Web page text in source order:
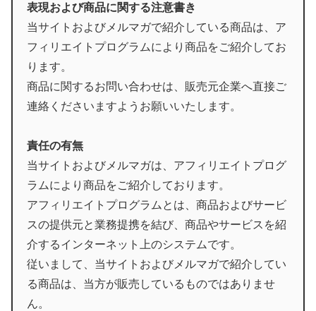
表現および商品に関する注意書き
当サイトおよびメルマガで紹介している商品は、ア
フィリエイトプログラムにより商品をご紹介してお
ります。
商品に関するお問い合わせは、販売元企業へ直接ご
連絡くださいますようお願いいたします。
責任の有無
当サイトおよびメルマガは、アフィリエイトプログ
ラムにより商品をご紹介しております。
アフィリエイトプログラムとは、商品およびサービ
スの提供元と業務提携を結び、商品やサービスを紹
介するインターネット上のシステムです。
従いまして、当サイトおよびメルマガで紹介してい
る商品は、当方が販売しているものではありませ
ん。